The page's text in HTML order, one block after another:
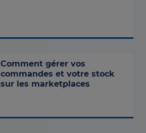
Comment gérer vos
commandes et votre stock
sur les marketplaces